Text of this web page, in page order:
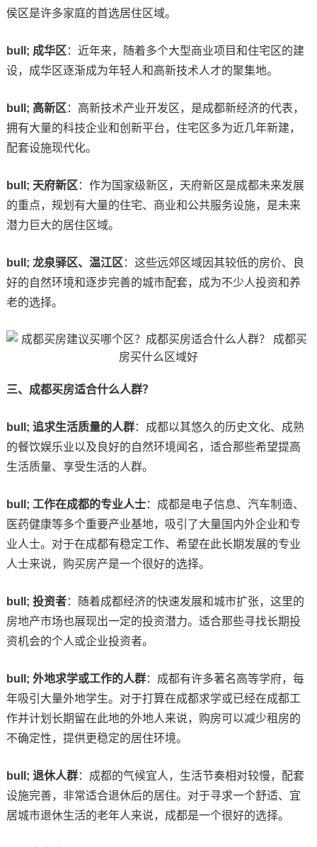
侯区是许多家庭的首选居住区域。
bull; 成华区 ：近年来，随着多个大型商业项目和住宅区的建
设，成华区逐渐成为年轻人和高新技术人才的聚集地。
bull; 高新区 ：高新技术产业开发区，是成都新经济的代表，
拥有大量的科技企业和创新平台，住宅区多为近几年新建，
配套设施现代化。
bull; 天府新区 ：作为国家级新区，天府新区是成都未来发展
的重点，规划有大量的住宅、商业和公共服务设施，是未来
潜力巨大的居住区域。
bull; 龙泉驿区、温江区 ：这些远郊区域因其较低的房价、良
好的自然环境和逐步完善的城市配套，成为不少人投资和养
老的选择。
三、成都买房适合什么人群？
bull; 追求生活质量的人群：成都以其悠久的历史文化、成熟
的餐饮娱乐业以及良好的自然环境闻名，适合那些希望提高
生活质量、享受生活的人群。
bull; 工作在成都的专业人士：成都是电子信息、汽车制造、
医药健康等多个重要产业基地，吸引了大量国内外企业和专
业人士。对于在成都有稳定工作、希望在此长期发展的专业
人士来说，购买房产是一个很好的选择。
bull; 投资者：随着成都经济的快速发展和城市扩张，这里的
房地产市场也展现出一定的投资潜力。适合那些寻找长期投
资机会的个人或企业投资者。
bull; 外地求学或工作的人群：成都有许多著名高等学府，每
年吸引大量外地学生。对于打算在成都求学或已经在成都工
作并计划长期留在此地的外地人来说，购房可以减少租房的
不确定性，提供更稳定的居住环境。
bull; 退休人群：成都的气候宜人，生活节奏相对较慢，配套
设施完善，非常适合退休后的居住。对于寻求一个舒适、宜
居城市退休生活的老年人来说，成都是一个很好的选择。